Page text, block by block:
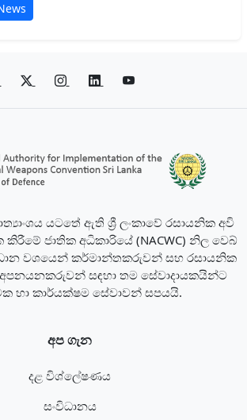
යටතේ ඇති ශ්‍රී ලංකාවේ රසායනික අවි
ජාතික අධිකාරියේ (NACWC) නිල වෙබ්
වශයෙන් කර්මාන්තකරුවන් සහ රසායනික
සඳහා තම සේවාදායකයින්ට
හා කාර්යක්ෂම සේවාවන් සපයයි.
අප ගැන
දළ විශ්ලේෂණය
සංවිධානය